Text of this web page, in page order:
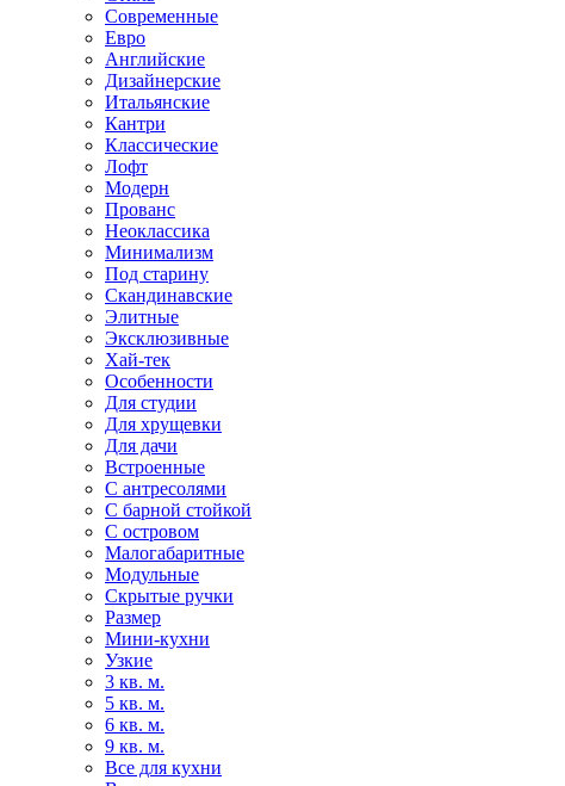
Современные
Евро
Английские
Дизайнерские
Итальянские
Кантри
Классические
Лофт
Модерн
Прованс
Неоклассика
Минимализм
Под старину
Скандинавские
Элитные
Эксклюзивные
Хай-тек
Особенности
Для студии
Для хрущевки
Для дачи
Встроенные
С антресолями
С барной стойкой
С островом
Малогабаритные
Модульные
Скрытые ручки
Размер
Мини-кухни
Узкие
3 кв. м.
5 кв. м.
6 кв. м.
9 кв. м.
Все для кухни